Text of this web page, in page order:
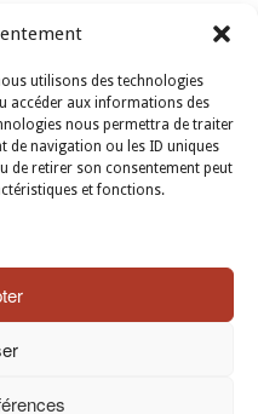
utilisons des technologies
accéder aux informations des
nous permettra de traiter
de navigation ou les ID uniques
de retirer son consentement peut
et fonctions.
Communication